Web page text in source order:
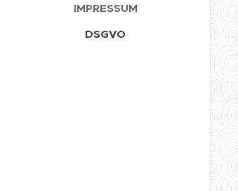
IMPRESSUM
DSGVO